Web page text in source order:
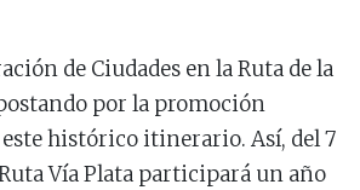
de Ciudades en la Ruta de la
por la promoción
histórico itinerario. Así, del 7
Ruta Vía Plata participará un año